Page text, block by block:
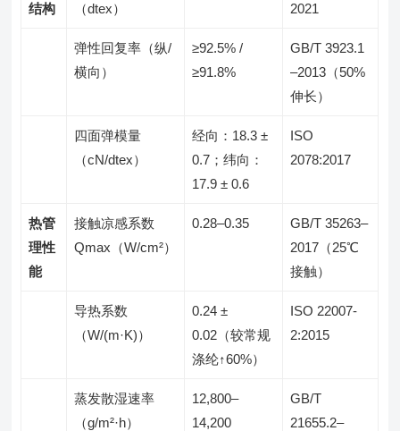
结构
（dtex）
2021
弹性回复率（纵/
横向）
≥92.5% /
≥91.8%
GB/T 3923.1
–2013（50%
伸长）
四面弹模量
（cN/dtex）
经向：18.3 ±
0.7；纬向：
17.9 ± 0.6
ISO
2078:2017
热管
理性
能
接触凉感系数
Qmax（W/cm²）
0.28–0.35
GB/T 35263–
2017（25℃
接触）
导热系数
（W/(m·K)）
0.24 ±
0.02（较常规
涤纶↑60%）
ISO 22007-
2:2015
蒸发散湿速率
（g/m²·h）
12,800–
14,200
GB/T
21655.2–